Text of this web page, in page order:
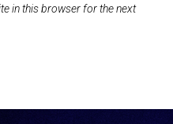
in this browser for the next